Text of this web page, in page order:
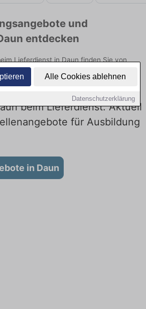
Alle Cookies ablehnen
Datenschutzerklärung
und
entdecken
Lieferdienst in Daun finden Sie von
Sie freie Optionen von Top-
Sie sich noch heute.
beim Lieferdienst: Aktuell
für Ausbildung
in Daun